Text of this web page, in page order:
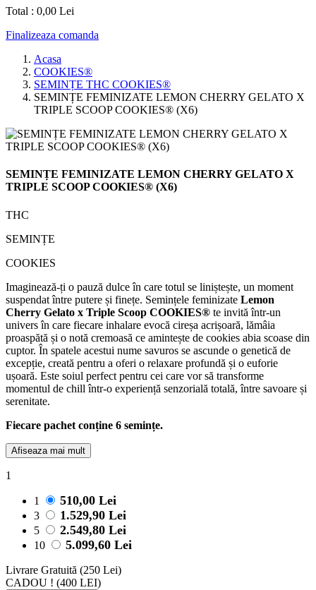
Total : 0,00 Lei
Finalizeaza comanda
Acasa
COOKIES®
SEMINȚE THC COOKIES®
SEMINȚE FEMINIZATE LEMON CHERRY GELATO X
TRIPLE SCOOP COOKIES® (X6)
SEMINȚE FEMINIZATE LEMON CHERRY GELATO X
TRIPLE SCOOP COOKIES® (X6)
THC
SEMINȚE
COOKIES
Imaginează-ți o pauză dulce în care totul se liniștește, un moment
suspendat între putere și finețe. Semințele feminizate Lemon
Cherry Gelato x Triple Scoop COOKIES® te invită într-un
univers în care fiecare inhalare evocă cireșa acrișoară, lămâia
proaspătă și o notă cremoasă ce amintește de cookies abia scoase din
cuptor. În spatele acestui nume savuros se ascunde o genetică de
excepție, creată pentru a oferi o relaxare profundă și o euforie
ușoară. Este soiul perfect pentru cei care vor să transforme
momentul de chill într-o experiență senzorială totală, între savoare și
serenitate.
Fiecare pachet conține 6 semințe.
Afiseaza mai mult
1
1 510,00 Lei
3 1.529,90 Lei
5 2.549,80 Lei
10 5.099,60 Lei
Livrare Gratuită (250 Lei)
CADOU ! (400 LEI)